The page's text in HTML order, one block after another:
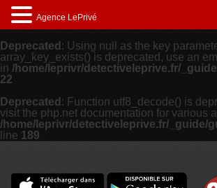
Deprecated : Using null as the key
array_key_exists() is deprecated, use an
in /home/leprivr/detectiveleprive.fr/
22
Deprecated : Function utf8_decode() is
visit the php.net documentation for various
/home/leprivr/detectiveleprive.fr/_guide/
line 189
Agence LePrivé